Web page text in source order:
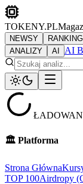
TOKENY.PL
NEWSY RANKINGI
ANALIZY
AI AI
🏛️ Platforma
Strona Główna
TOP 100Airdropy